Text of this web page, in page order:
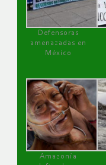
Defensoras
amenazadas en
México
Amazonía